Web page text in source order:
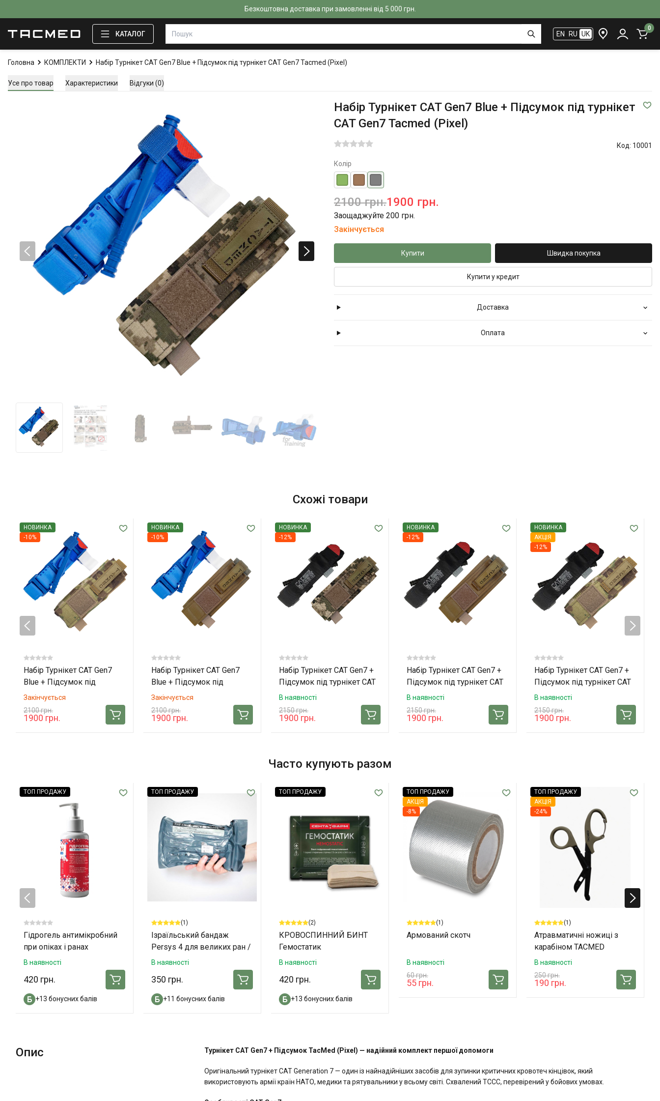
Безкоштовна доставка при замовленні від 5 000 грн.
КАТАЛОГ EN RU UK
0
Головна КОМПЛЕКТИ Набір Турнікет CAT Gen7 Blue + Підсумок під турнікет CAT Gen7 Tacmed (Pixel)
Усе про товар Характеристики Відгуки (0)
Набір Турнікет CAT Gen7 Blue + Підсумок під турнікет
CAT Gen7 Tacmed (Pixel)
Код: 10001
Колір
2100 грн.1900 грн.
Заощаджуйте 200 грн.
Закінчується
Купити Швидка покупка
Купити у кредит
Доставка
Оплата
Схожі товари
НОВИНКА
-10%
Набір Турнікет CAT Gen7
Blue + Підсумок під
турнікет CAT Gen7 Tacmed
(Multicam)
Закінчується
2100 грн.
1900 грн.
НОВИНКА
-10%
Набір Турнікет CAT Gen7
Blue + Підсумок під
турнікет CAT Gen7 Tacmed
(Coyote)
Закінчується
2100 грн.
1900 грн.
НОВИНКА
-12%
Набір Турнікет CAT Gen7 +
Підсумок під турнікет CAT
Gen7 Tacmed (Pixel)
В наявності
2150 грн.
1900 грн.
НОВИНКА
-12%
Набір Турнікет CAT Gen7 +
Підсумок під турнікет CAT
Gen7 Tacmed (Coyote)
В наявності
2150 грн.
1900 грн.
НОВИНКА
АКЦІЯ
-12%
Набір Турнікет CAT Gen7 +
Підсумок під турнікет CAT
Gen7 Tacmed (Multicam)
В наявності
2150 грн.
1900 грн.
Часто купують разом
ТОП ПРОДАЖУ
Гідрогель антимікробний
при опіках і ранах
«ОпікУн»® 100 мл
В наявності
420 грн.
+13 бонусних балів
ТОП ПРОДАЖУ
(1)
Ізраїльський бандаж
Persys 4 для великих ран /
ампутацій
В наявності
350 грн.
+11 бонусних балів
ТОП ПРОДАЖУ
(2)
КРОВОСПИННИЙ БИНТ
Гемостатик
В наявності
420 грн.
+13 бонусних балів
ТОП ПРОДАЖУ
АКЦІЯ
-8%
(1)
Армований скотч
В наявності
60 грн.
55 грн.
ТОП ПРОДАЖУ
АКЦІЯ
-24%
(1)
Атравматичні ножиці з
карабіном TACMED
В наявності
250 грн.
190 грн.
Опис Турнікет CAT Gen7 + Підсумок TacMed (Pixel) — надійний комплект першої допомоги
Оригінальний турнікет CAT Generation 7 — один із найнадійніших засобів для зупинки критичних кровотеч кінцівок, який
використовують армії країн НАТО, медики та рятувальники у всьому світі. Схвалений TCCC, перевірений у бойових умовах.